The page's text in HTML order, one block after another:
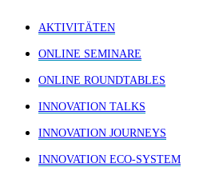
AKTIVITÄTEN
ONLINE SEMINARE
ONLINE ROUNDTABLES
INNOVATION TALKS
INNOVATION JOURNEYS
INNOVATION ECO-SYSTEM